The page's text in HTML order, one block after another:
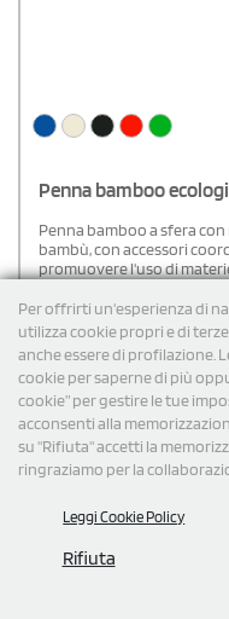
Per offrirti un'esperienza di
utilizza cookie propri e di
anche essere di profilazione.
cookie per saperne di più
cookie” per gestire le tue
acconsenti alla
su "Rifiuta" accetti la
ringraziamo per la
Leggi Cookie Policy
Rifiuta
Penna bamboo
Penna bamboo a sfera
bambù, con accessori
promuovere l'uso di
di Frumento/ ABS.
€ 1,24cad. iva esclusa
Spedizione gratuita